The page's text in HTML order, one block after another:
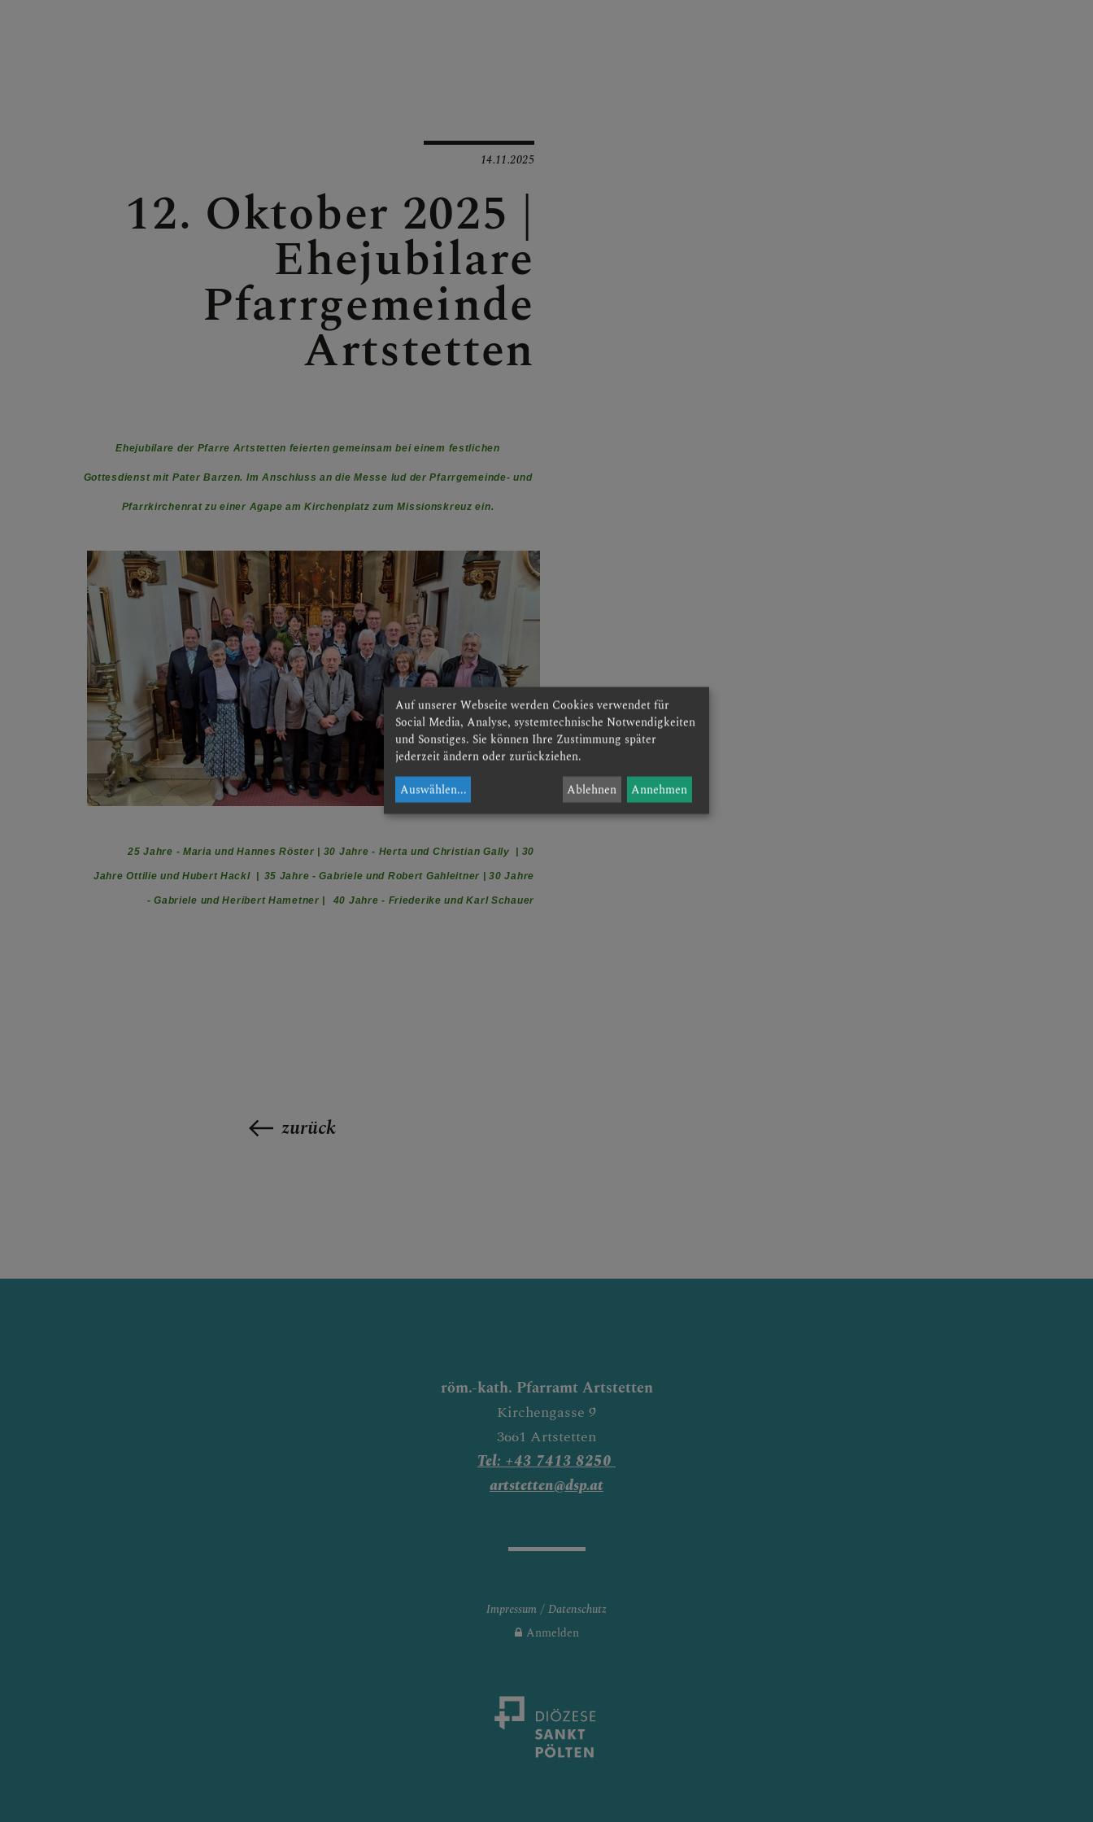
14.11.2025
12. Oktober 2025 |
Ehejubilare
Pfarrgemeinde
Artstetten
Ehejubilare der Pfarre Artstetten feierten gemeinsambei einem festlichen
Gottesdienst mit Pater Barzen. Im Anschluss an die Messe lud der Pfarrgemeinde- und
Pfarrkirchenrat zu einer Agape am Kirchenplatz zum Missionskreuz ein.
25 Jahre -Maria und Hannes Röster | 30 Jahre - Herta und Christian Gally | 30
JahreOttilie und Hubert Hackl | 35 Jahre -Gabriele und Robert Gahleitner | 30 Jahre
-Gabriele und Heribert Hametner | 40 Jahre - Friederike und Karl Schauer
zurück
röm.-kath. Pfarramt Artstetten
Kirchengasse 9
3661 Artstetten
Tel: +43 7413 8250
artstetten@dsp.at
Impressum
Datenschutz
Anmelden
Auf unserer Webseite werden Cookies verwendet für
Social Media, Analyse, systemtechnische Notwendigkeiten
und Sonstiges. Sie können Ihre Zustimmung später
jederzeit ändern oder zurückziehen.
Auswählen... Ablehnen Annehmen